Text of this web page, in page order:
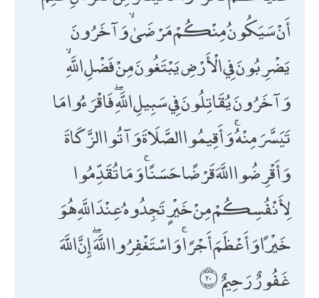
أَنْ سَيَكُونُ مِنْكُمْ مَرْضَىٰ ۙ وَآخَرُونَ
يَضْرِبُونَ فِي الْأَرْضِ يَبْتَغُونَ مِنْ فَضْلِ اللَّهِ ۙ
وَآخَرُونَ يُقَاتِلُونَ فِي سَبِيلِ اللَّهِ ۖ فَاقْرَءُوا مَا
تَيَسَّرَ مِنْهُ ۚ وَأَقِيمُوا الصَّلَاةَ وَآتُوا الزَّكَاةَ
وَأَقْرِضُوا اللَّهَ قَرْضًا حَسَنًا ۚ وَمَا تُقَدِّمُوا
لِأَنْفُسِكُمْ مِنْ خَيْرٍ تَجِدُوهُ عِنْدَ اللَّهِ هُوَ
خَيْرًا وَأَعْظَمَ أَجْرًا ۚ وَاسْتَغْفِرُوا اللَّهَ ۖ إِنَّ اللَّهَ
غَفُورٌ رَحِيمٌ